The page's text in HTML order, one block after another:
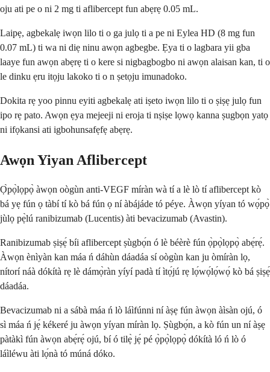
oju ati pe o ni 2 mg ti aflibercept fun abẹrẹ 0.05 mL.
Laipẹ, agbekalẹ iwọn lilo ti o ga julọ ti a pe ni Eylea HD (8 mg fun
0.07 mL) ti wa ni diẹ ninu awọn agbegbe. Ẹya ti o lagbara yii gba
laaye fun awọn abẹrẹ ti o kere si nigbagbogbo ni awọn alaisan kan, ti o
le dinku ẹru itọju lakoko ti o n ṣetọju imunadoko.
Dokita rẹ yoo pinnu eyiti agbekalẹ ati iṣeto iwọn lilo ti o ṣiṣẹ julọ fun
ipo rẹ pato. Awọn ẹya mejeeji ni eroja ti nṣiṣe lọwọ kanna ṣugbọn yatọ
ni ifọkansi ati igbohunsafẹfẹ abẹrẹ.
Awọn Yiyan Aflibercept
Ọ̀pọ̀lọpọ̀ àwọn oògùn anti-VEGF míràn wà tí a lè lò tí aflibercept kò
bá yẹ fún ọ tàbí tí kò bá fún ọ ní àbájáde tó péye. Àwọn yíyan tó wọ́pọ̀
jùlọ pẹ̀lú ranibizumab (Lucentis) àti bevacizumab (Avastin).
Ranibizumab ṣiṣẹ́ bíi aflibercept ṣùgbọ́n ó lè béèrè fún ọ̀pọ̀lọpọ̀ abẹ́rẹ́.
Àwọn ènìyàn kan máa ń dáhùn dáadáa sí oògùn kan ju òmíràn lọ,
nítorí náà dókítà rẹ lè dámọ̀ràn yíyí padà tí ìtọ́jú rẹ lọ́wọ́lọ́wọ́ kò bá ṣiṣẹ́
dáadáa.
Bevacizumab ni a sábà máa ń lò láìfúnni ní àṣẹ fún àwọn àìsàn ojú, ó
sì máa ń jẹ́ kékeré ju àwọn yíyan míràn lọ. Ṣùgbọ́n, a kò fún un ní àṣẹ
pàtàkì fún àwọn abẹ́rẹ́ ojú, bí ó tilẹ̀ jẹ́ pé ọ̀pọ̀lọpọ̀ dókítà ló ń lò ó
láìléwu àti lọ́nà tó múná dóko.